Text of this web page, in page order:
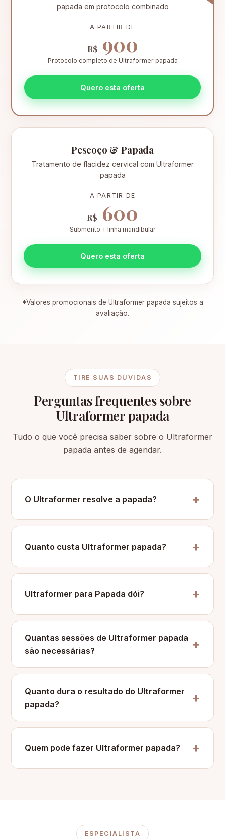
papada em protocolo combinado
A PARTIR DE
R$ 900
Protocolo completo de Ultraformer papada
Quero esta oferta
Pescoço & Papada
Tratamento de flacidez cervical com Ultraformer
papada
A PARTIR DE
R$ 600
Submento + linha mandibular
Quero esta oferta
*Valores promocionais de Ultraformer papada sujeitos a
avaliação.
TIRE SUAS DÚVIDAS
Perguntas frequentes sobre
Ultraformer papada
Tudo o que você precisa saber sobre o Ultraformer
papada antes de agendar.
O Ultraformer resolve a papada?
Quanto custa Ultraformer papada?
Ultraformer para Papada dói?
Quantas sessões de Ultraformer papada
são necessárias?
Quanto dura o resultado do Ultraformer
papada?
Quem pode fazer Ultraformer papada?
ESPECIALISTA